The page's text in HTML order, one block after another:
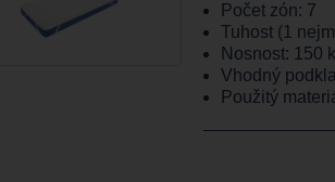
Počet zón: 7
Tuhost (1
Nosnost: 150
Vhodný
Použitý